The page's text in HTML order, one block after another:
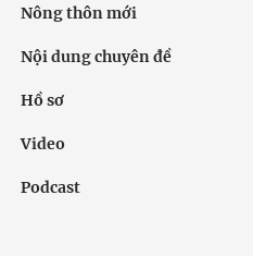
Nông thôn mới
Nội dung chuyên đề
Hồ sơ
Video
Podcast